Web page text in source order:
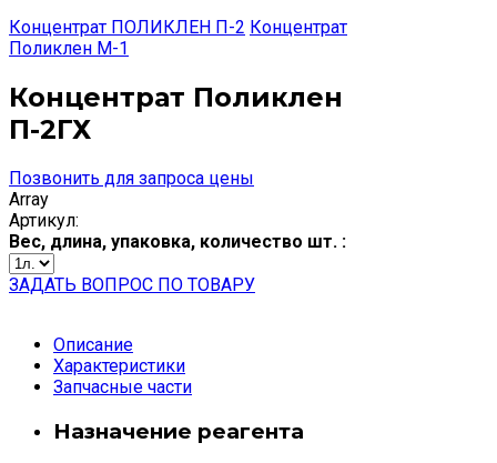
Концентрат ПОЛИКЛЕН П-2 Концентрат
Поликлен М-1
Концентрат Поликлен
П-2ГХ
Позвонить для запроса цены
Array
Артикул:
Вес, длина, упаковка, количество шт. :
ЗАДАТЬ ВОПРОС ПО ТОВАРУ
Описание
Характеристики
Запчасные части
Назначение реагента